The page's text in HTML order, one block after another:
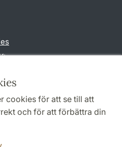
cookies för att se till att
och för att förbättra din